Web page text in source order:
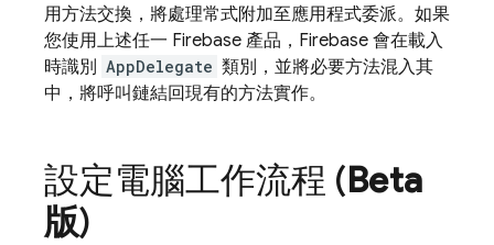
用方法交換，將處理常式附加至應用程式委派。如果
您使用上述任一 Firebase 產品，Firebase 會在載入
時識別 AppDelegate 類別，並將必要方法混入其
中，將呼叫鏈結回現有的方法實作。
設定電腦工作流程 (Beta
版)